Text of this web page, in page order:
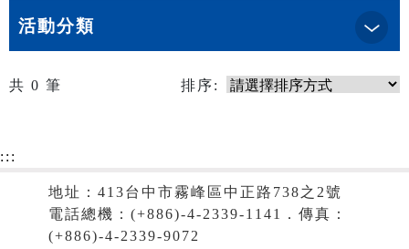
活動分類
共 0 筆 排序:
:::
地址：413台中市霧峰區中正路738之2號
電話總機：(+886)-4-2339-1141．傳真：
(+886)-4-2339-9072